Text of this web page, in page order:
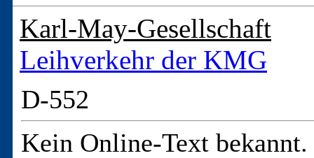
Karl-May-Gesellschaft
Leihverkehr der KMG
D-552
Kein Online-Text bekannt.